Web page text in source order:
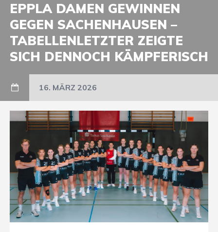
EPPLA DAMEN GEWINNEN
GEGEN SACHENHAUSEN –
TABELLENLETZTER ZEIGTE
SICH DENNOCH KÄMPFERISCH
16. MÄRZ 2026